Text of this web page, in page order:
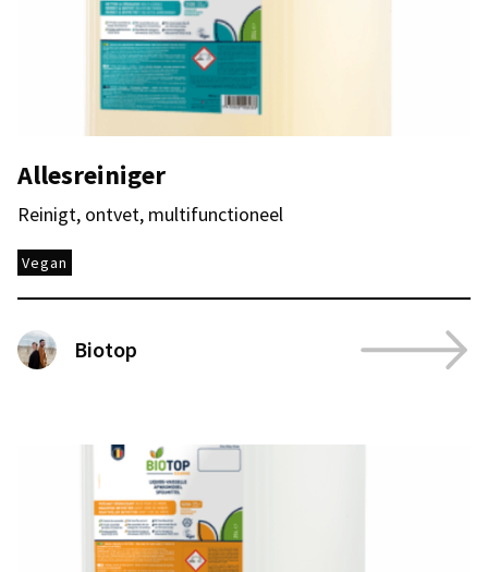
Allesreiniger
Reinigt, ontvet, multifunctioneel
Vegan
Biotop